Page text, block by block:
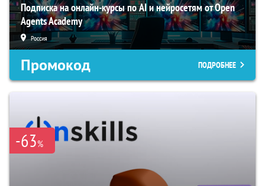
Подписка на онлайн-курсы по AI и нейросетям от Open
Agents Academy
Россия
Промокод ПОДРОБНЕЕ
-63%